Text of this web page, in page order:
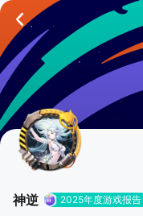
神逆 2025年度游戏报告